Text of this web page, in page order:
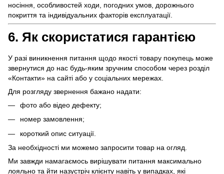
носіння, особливостей ходи, погодних умов, дорожнього
покриття та індивідуальних факторів експлуатації.
6. Як скористатися гарантією
У разі виникнення питання щодо якості товару покупець може
звернутися до нас будь-яким зручним способом через розділ
«Контакти» на сайті або у соціальних мережах.
Для розгляду звернення бажано надати:
фото або відео дефекту;
номер замовлення;
короткий опис ситуації.
За необхідності ми можемо запросити товар на огляд.
Ми завжди намагаємось вирішувати питання максимально
лояльно та йти назустріч клієнту навіть у випадках, які